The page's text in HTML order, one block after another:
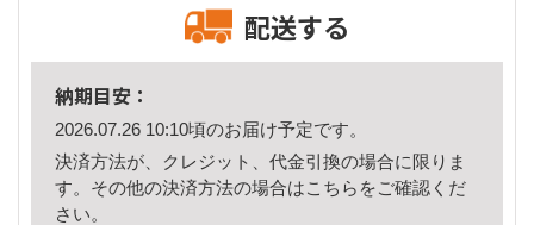
配送する
納期目安：
2026.07.26 10:10頃のお届け予定です。
決済方法が、クレジット、代金引換の場合に限りま
す。その他の決済方法の場合はこちら をご確認くだ
さい。